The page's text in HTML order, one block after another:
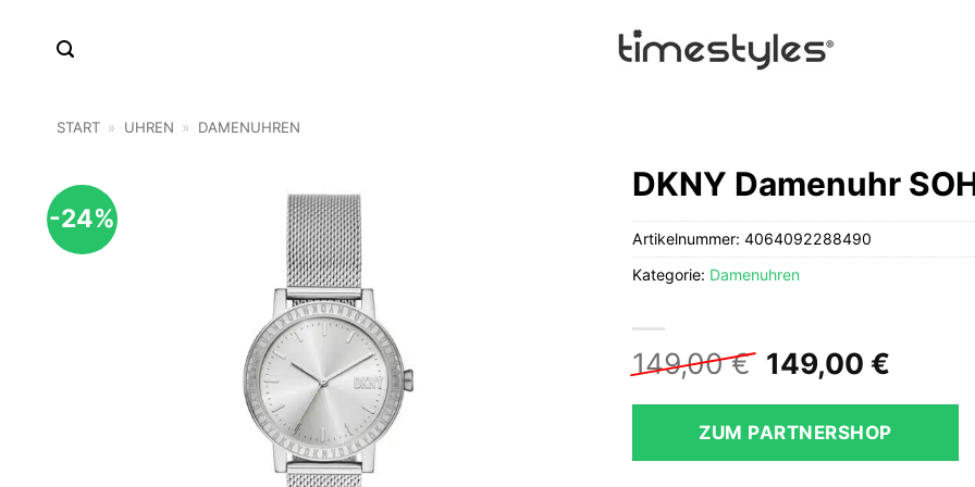
START » UHREN » DAMENUHREN
-24%
DKNY Damenuhr
149,00€ Ursprünglicher
Preis
war:
149,00 €
149,00 €
ist:
ZUM PARTNERSHOP
Artikelnummer:4064092288490
Kategorie: Damenuhren